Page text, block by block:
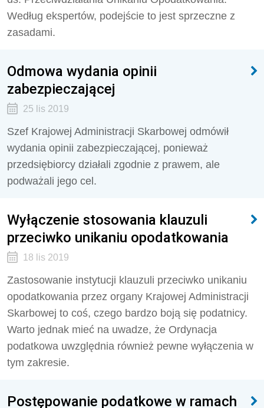
Według ekspertów, podejście to jest sprzeczne z
zasadami.
Odmowa wydania opinii
zabezpieczającej
25 lis 2019
Szef Krajowej Administracji Skarbowej odmówił
wydania opinii zabezpieczającej, ponieważ
przedsiębiorcy działali zgodnie z prawem, ale
podważali jego cel.
Wyłączenie stosowania klauzuli
przeciwko unikaniu opodatkowania
18 lis 2019
Zastosowanie instytucji klauzuli przeciwko unikaniu
opodatkowania przez organy Krajowej Administracji
Skarbowej to coś, czego bardzo boją się podatnicy.
Warto jednak mieć na uwadze, że Ordynacja
podatkowa uwzględnia również pewne wyłączenia w
tym zakresie.
Postępowanie podatkowe w ramach